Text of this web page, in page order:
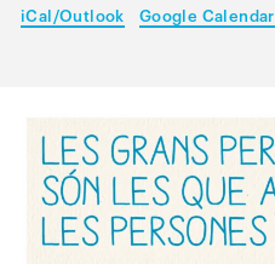
iCal/Outlook Google Calendar